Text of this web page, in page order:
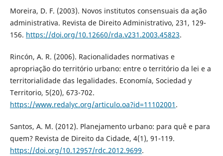
Moreira, D. F. (2003). Novos institutos consensuais da ação
administrativa. Revista de Direito Administrativo, 231, 129-
156. https://doi.org/10.12660/rda.v231.2003.45823.
Rincón, A. R. (2006). Racionalidades normativas e
apropriação do território urbano: entre o território da lei e a
territorialidade das legalidades. Economía, Sociedad y
Territorio, 5(20), 673-702.
https://www.redalyc.org/articulo.oa?id=11102001 .
Santos, A. M. (2012). Planejamento urbano: para quê e para
quem? Revista de Direito da Cidade, 4(1), 91-119.
https://doi.org/10.12957/rdc.2012.9699.